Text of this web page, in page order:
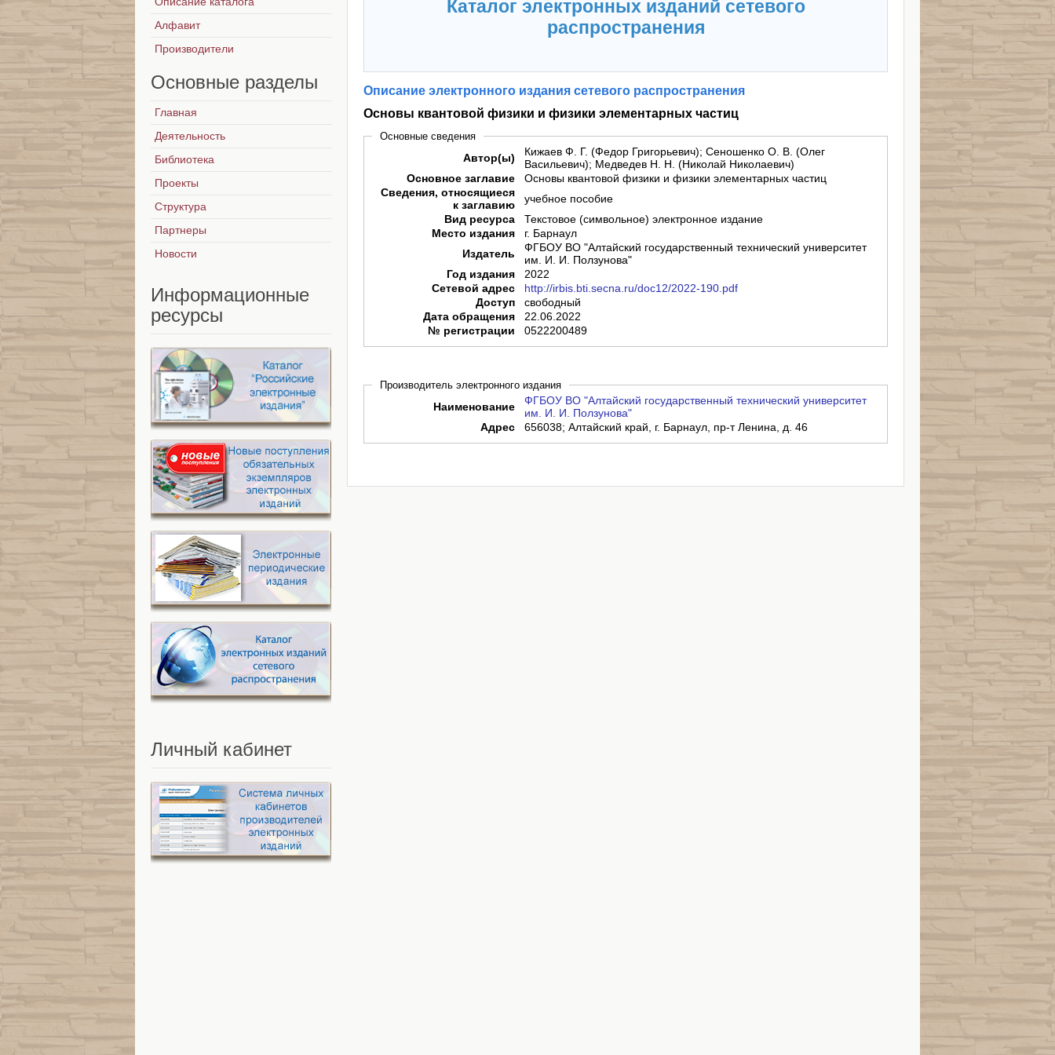
Каталог электронных изданий сетевого
распространения
Описание электронного издания сетевого распространения
Основы квантовой физики и физики элементарных частиц
Основные сведения
Автор(ы)
Кижаев Ф. Г. (Федор Григорьевич); Сеношенко О. В. (Олег
Васильевич); Медведев Н. Н. (Николай Николаевич)
Основное заглавие
Основы квантовой физики и физики элементарных частиц
Сведения, относящиеся
к заглавию
учебное пособие
Вид ресурса
Текстовое (символьное) электронное издание
Место издания
г. Барнаул
Издатель
ФГБОУ ВО "Алтайский государственный технический университет
им. И. И. Ползунова"
Год издания
2022
Сетевой адрес
http://irbis.bti.secna.ru/doc12/2022-190.pdf
Доступ
свободный
Дата обращения
22.06.2022
№ регистрации
0522200489
Производитель электронного издания
Наименование
ФГБОУ ВО "Алтайский государственный технический университет
им. И. И. Ползунова"
Адрес
656038; Алтайский край, г. Барнаул, пр-т Ленина, д. 46
Алфавит
Производители
Основные разделы
Главная
Деятельность
Библиотека
Проекты
Структура
Партнеры
Новости
Информационные
ресурсы
Личный кабинет